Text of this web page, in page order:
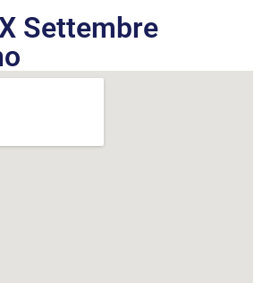
Settembre